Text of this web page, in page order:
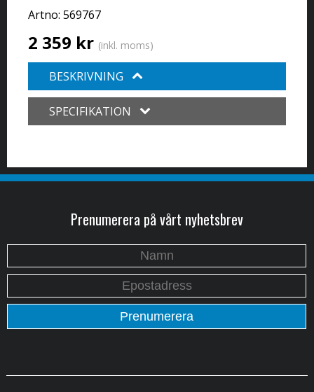
Artno: 569767
2 359 kr (inkl. moms)
BESKRIVNING
SPECIFIKATION
Prenumerera på vårt nyhetsbrev